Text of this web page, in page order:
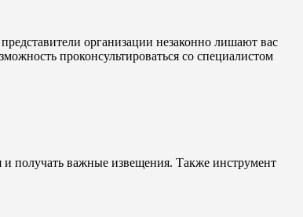
организации незаконно лишают вас
проконсультироваться со специалистом
получать важные извещения. Также инструмент